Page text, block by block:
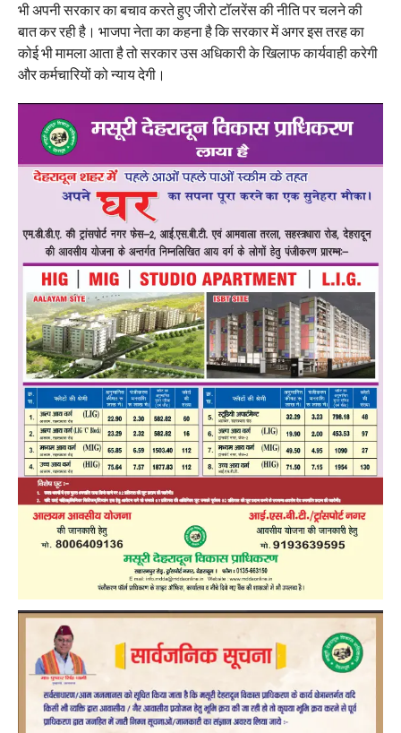
भी अपनी सरकार का बचाव करते हुए जीरो टॉलरेंस की नीति पर चलने की
बात कर रही है। भाजपा नेता का कहना है कि सरकार में अगर इस तरह का
कोई भी मामला आता है तो सरकार उस अधिकारी के खिलाफ कार्यवाही करेगी
और कर्मचारियों को न्याय देगी।